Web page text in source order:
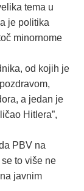
tema u
je politika
minornome
od kojih je
a jedan je
Hitlera”,
PBV na
to više ne
javnim